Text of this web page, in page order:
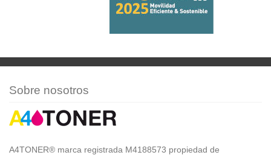
Sobre nosotros
A4TONER® marca registrada M4188573 propiedad de